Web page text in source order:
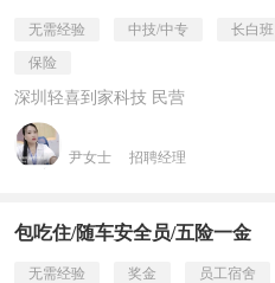
无需经验 中技/中专 长白班
保险
深圳轻喜到家科技 民营
尹女士 招聘经理
包吃住/随车安全员/五险一金
无需经验 奖金 员工宿舍